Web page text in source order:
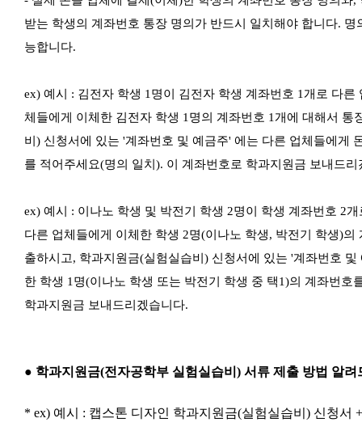
받는 학생의 계좌번호 통장 명의가 반드시 일치해야 합니다. 명
능합니다.
ex) 예시 : 김전자 학생 1명이 김전자 학생 계좌번호 1개로 다
체들에게 이체한 김전자 학생 1명의 계좌번호 1개에 대해서 통
비) 신청서에 있는 '계좌번호 및 예금주' 에는 다른 업체들에게
를 적어주세요(명의 일치). 이 계좌번호로 학과지원금 보내드리
ex) 예시 : 이나노 학생 및 박전기 학생 2명이 학생 계좌번호 2
다른 업체들에게 이체한 학생 2명(이나노 학생, 박전기 학생)
출하시고, 학과지원금(실험실습비) 신청서에 있는 '계좌번호
한 학생 1명(이나노 학생 또는 박전기 학생 중 택1)의 계좌번호
학과지원금 보내드리겠습니다.
● 학과지원금(전자공학부 실험실습비) 서류 제출 방법 알려
* ex) 예시 : 캡스톤 디자인 학과지원금(실험실습비) 신청서